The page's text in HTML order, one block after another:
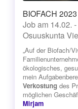
BIOFACH 2023
Job am 14.02.
Osuuskunta
„Auf der Biofach/
ökologisches,
mein
Verkostung des
möglichen
Mirjam